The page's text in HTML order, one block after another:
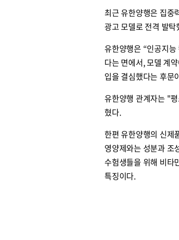
최근 유한양행은 집중
광고 모델로 전격 발탁
유한양행은 “인공지능
다는 면에서, 모델 계
입을 결심했다는 후문
유한양행 관계자는 "
혔다.
한편 유한양행의 신제
영양제와는 성분과 조
수험생들을 위해 비타
특징이다.